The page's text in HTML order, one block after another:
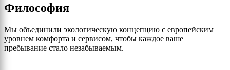
Философия
Мы объединили экологическую концепцию с европейским
уровнем комфорта и сервисом, чтобы каждое ваше
пребывание стало незабываемым.